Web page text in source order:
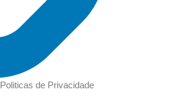
Politicas de Privacidade